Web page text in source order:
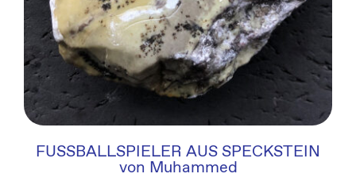
FUSSBALLSPIELER AUS SPECKSTEIN
von Muhammed